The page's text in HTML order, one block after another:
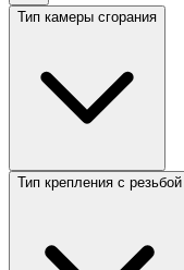
Тип камеры сгорания
Тип крепления с резьбой